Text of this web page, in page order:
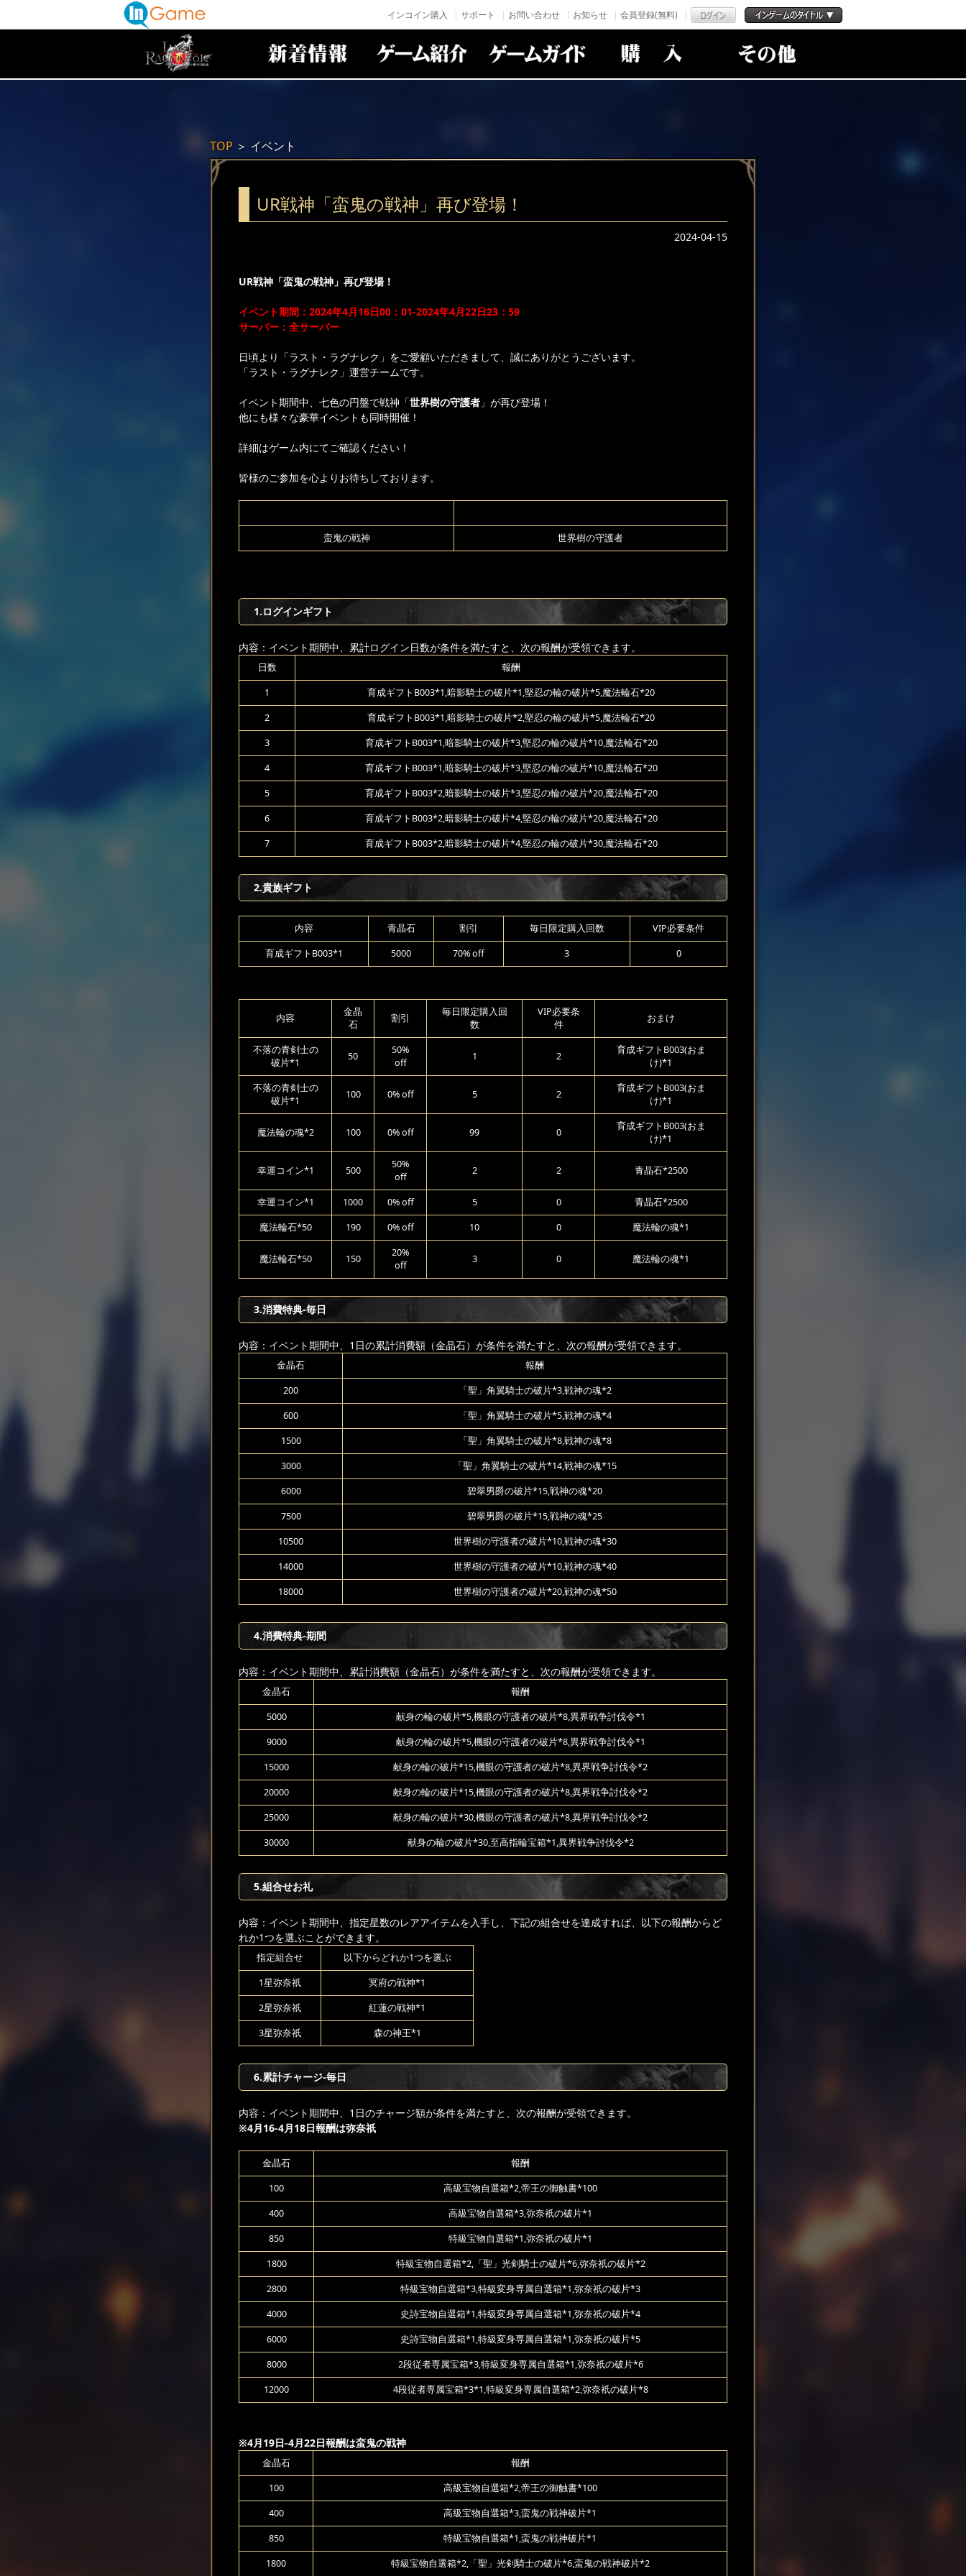
インコイン購入 サポート お問い合わせ お知らせ 会員登録(無料)
TOP ＞ イベント
UR戦神「蛮鬼の戦神」再び登場！
2024-04-15
UR戦神「蛮鬼の戦神」再び登場！
イベント期間：2024年4月16日00：01-2024年4月22日23：59
サーバー：全サーバー
日頃より「ラスト・ラグナレク」をご愛顧いただきまして、誠にありがとうございます。
「ラスト・ラグナレク」運営チームです。
イベント期間中、七色の円盤で戦神「世界樹の守護者 」が再び登場！
他にも様々な豪華イベントも同時開催！
詳細はゲーム内にてご確認ください！
皆様のご参加を心よりお待ちしております。
蛮鬼の戦神 世界樹の守護者
1.ログインギフト
内容：イベント期間中、累計ログイン日数が条件を満たすと、次の報酬が受領できます。
日数 報酬
1 育成ギフトB003*1,暗影騎士の破片*1,堅忍の輪の破片*5,魔法輪石*20
2 育成ギフトB003*1,暗影騎士の破片*2,堅忍の輪の破片*5,魔法輪石*20
3 育成ギフトB003*1,暗影騎士の破片*3,堅忍の輪の破片*10,魔法輪石*20
4 育成ギフトB003*1,暗影騎士の破片*3,堅忍の輪の破片*10,魔法輪石*20
5 育成ギフトB003*2,暗影騎士の破片*3,堅忍の輪の破片*20,魔法輪石*20
6 育成ギフトB003*2,暗影騎士の破片*4,堅忍の輪の破片*20,魔法輪石*20
7 育成ギフトB003*2,暗影騎士の破片*4,堅忍の輪の破片*30,魔法輪石*20
2.貴族ギフト
内容 青晶石 割引 毎日限定購入回数 VIP必要条件
育成ギフトB003*1 5000 70% off 3 0
内容
金晶
石
割引
毎日限定購入回
数
VIP必要条
件
おまけ
不落の青剣士の
破片*1
50
50%
off
1 2
育成ギフトB003(おま
け)*1
不落の青剣士の
破片*1
100 0% off 5 2
育成ギフトB003(おま
け)*1
魔法輪の魂*2 100 0% off 99 0
育成ギフトB003(おま
け)*1
幸運コイン*1 500
50%
off
2 2 青晶石*2500
幸運コイン*1 1000 0% off 5 0 青晶石*2500
魔法輪石*50 190 0% off 10 0 魔法輪の魂*1
魔法輪石*50 150
20%
off
3 0 魔法輪の魂*1
3.消費特典-毎日
内容：イベント期間中、1日の累計消費額（金晶石）が条件を満たすと、次の報酬が受領できます。
金晶石 報酬
200 「聖」角翼騎士の破片*3,戦神の魂*2
600 「聖」角翼騎士の破片*5,戦神の魂*4
1500 「聖」角翼騎士の破片*8,戦神の魂*8
3000 「聖」角翼騎士の破片*14,戦神の魂*15
6000 碧翠男爵の破片*15,戦神の魂*20
7500 碧翠男爵の破片*15,戦神の魂*25
10500 世界樹の守護者の破片*10,戦神の魂*30
14000 世界樹の守護者の破片*10,戦神の魂*40
18000 世界樹の守護者の破片*20,戦神の魂*50
4.消費特典-期間
内容：イベント期間中、累計消費額（金晶石）が条件を満たすと、次の報酬が受領できます。
金晶石 報酬
5000 献身の輪の破片*5,機眼の守護者の破片*8,異界戦争討伐令*1
9000 献身の輪の破片*5,機眼の守護者の破片*8,異界戦争討伐令*1
15000 献身の輪の破片*15,機眼の守護者の破片*8,異界戦争討伐令*2
20000 献身の輪の破片*15,機眼の守護者の破片*8,異界戦争討伐令*2
25000 献身の輪の破片*30,機眼の守護者の破片*8,異界戦争討伐令*2
30000 献身の輪の破片*30,至高指輪宝箱*1,異界戦争討伐令*2
5.組合せお礼
内容：イベント期間中、指定星数のレアアイテムを入手し、下記の組合せを達成すれば、以下の報酬からど
れか1つを選ぶことができます。
指定組合せ 以下からどれか1つを選ぶ
1星弥奈祇 冥府の戦神*1
2星弥奈祇 紅蓮の戦神*1
3星弥奈祇 森の神王*1
6.累計チャージ-毎日
内容：イベント期間中、1日のチャージ額が条件を満たすと、次の報酬が受領できます。
※4月16-4月18日報酬は弥奈祇
金晶石 報酬
100 高級宝物自選箱*2,帝王の御触書*100
400 高級宝物自選箱*3,弥奈祇の破片*1
850 特級宝物自選箱*1,弥奈祇の破片*1
1800 特級宝物自選箱*2,「聖」光剣騎士の破片*6,弥奈祇の破片*2
2800 特級宝物自選箱*3,特級変身専属自選箱*1,弥奈祇の破片*3
4000 史詩宝物自選箱*1,特級変身専属自選箱*1,弥奈祇の破片*4
6000 史詩宝物自選箱*1,特級変身専属自選箱*1,弥奈祇の破片*5
8000 2段従者専属宝箱*3,特級変身専属自選箱*1,弥奈祇の破片*6
12000 4段従者専属宝箱*3*1,特級変身専属自選箱*2,弥奈祇の破片*8
※4月19日-4月22日報酬は蛮鬼の戦神
金晶石 報酬
100 高級宝物自選箱*2,帝王の御触書*100
400 高級宝物自選箱*3,蛮鬼の戦神破片*1
850 特級宝物自選箱*1,蛮鬼の戦神破片*1
1800 特級宝物自選箱*2,「聖」光剣騎士の破片*6,蛮鬼の戦神破片*2